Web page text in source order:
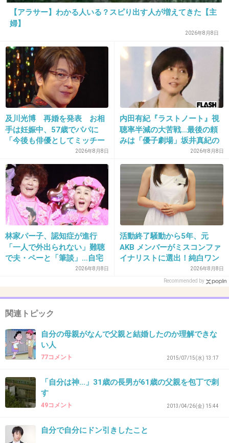
36. 匿名2019/01/08(火) 20:31:57
>>22
れいだよ
+2
私は長女だけど顔も体型も母親似。
-0
38. 匿名 2019/01/08(火) 20:33:35
父親似
+2 -1
姉は、整った顔立ちで神経質気味なキレイ好きな父親似
私は、太りやすい体質でズボラ気味な母親似
40. 匿名2019/01/08(火) 20:38:35
「お父さんアメリカ人？」と子供の頃よく言われたぐらい
彫りの深い暑苦しい顔立ち
【アラサー】わかる人いる？スピり出す人が増えてきた【主
婦】
2026年8月8日
及川光博 再婚を発表 お相
手は妊娠中、57歳でパパに
「今後も俳優としてミッチー
2026年8月8日
内田有紀『ラストノート』視
聴率半減の大苦戦…最後の頼
みは「優子劇場」坂井真紀の
“猟奇的演技” が救いの神にな
るか
2026年8月8日
林家パー子、認知症が進行
「一人で外出られない」難聴
で夫・ペーと「筆談」…自宅
2026年8月8日
活動終了騒動から5年、元
AKB メンバーがミスコンファ
イナリストに選出！純白ワン
2026年8月8日
Recommended by
関連トピック
自分の母親がなんで父親と結婚したのか理解できな
い人
77コメント 2015/07/15(水) 13:17
「自分は神…」31歳の長男が61歳の父親を包丁で刺
す
49コメント 2013/04/26(金) 15:44
自分で自分にドン引きしたこと